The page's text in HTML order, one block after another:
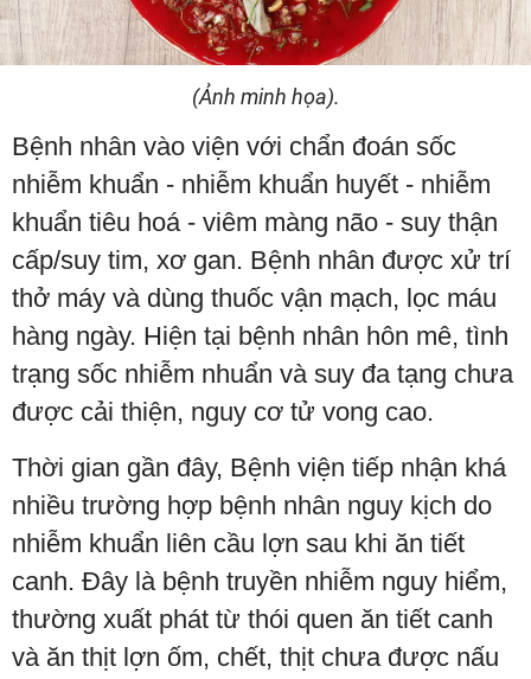
(Ảnh minh họa).
Bệnh nhân vào viện với chẩn đoán sốc
nhiễm khuẩn - nhiễm khuẩn huyết - nhiễm
khuẩn tiêu hoá - viêm màng não - suy thận
cấp/suy tim, xơ gan. Bệnh nhân được xử trí
thở máy và dùng thuốc vận mạch, lọc máu
hàng ngày. Hiện tại bệnh nhân hôn mê, tình
trạng sốc nhiễm nhuẩn và suy đa tạng chưa
được cải thiện, nguy cơ tử vong cao.
Thời gian gần đây, Bệnh viện tiếp nhận khá
nhiều trường hợp bệnh nhân nguy kịch do
nhiễm khuẩn liên cầu lợn sau khi ăn tiết
canh. Đây là bệnh truyền nhiễm nguy hiểm,
thường xuất phát từ thói quen ăn tiết canh
và ăn thịt lợn ốm, chết, thịt chưa được nấu